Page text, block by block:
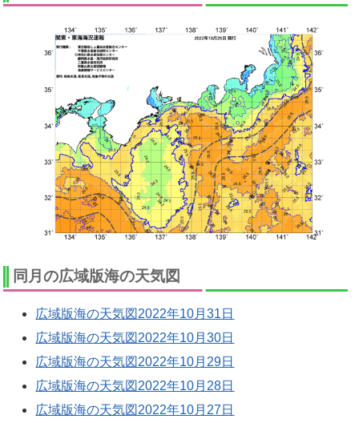
同月の広域版海の天気図
広域版海の天気図2022年10月31日
広域版海の天気図2022年10月30日
広域版海の天気図2022年10月29日
広域版海の天気図2022年10月28日
広域版海の天気図2022年10月27日